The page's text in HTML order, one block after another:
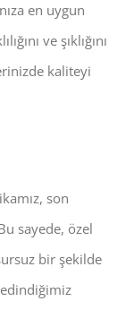
en uygun
ve şıklığını
kaliteyi
son
sayede, özel
bir şekilde
edindiğimiz